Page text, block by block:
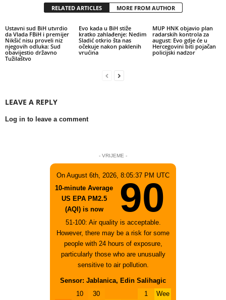
RELATED ARTICLES MORE FROM AUTHOR
Ustavni sud BiH utvrdio
da Vlada FBiH i premijer
Nikšić nisu proveli niz
njegovih odluka: Sud
obavijestio državno
Tužilaštvo
Evo kada u BiH stiže
kratko zahlađenje: Nedim
Sladić otkrio šta nas
očekuje nakon paklenih
vrućina
MUP HNK objavio plan
radarskih kontrola za
august: Evo gdje će u
Hercegovini biti pojačan
policijski nadzor
LEAVE A REPLY
Log in to leave a comment
- VRIJEME -
On August 6th, 2026, 8:05:37 PM UTC
10-minute Average
US EPA PM2.5
(AQI) is now
90
51-100: Air quality is acceptable.
However, there may be a risk for some
people with 24 hours of exposure,
particularly those who are unusually
sensitive to air pollution.
Sensor: Jablanica, Edin Salihagic
10
30
1
Wee